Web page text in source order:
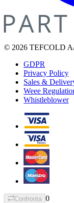
© 2026 TEFCOLD
GDPR
Privacy Policy
Sales &
Weee
Whistleblower
Confronta 0